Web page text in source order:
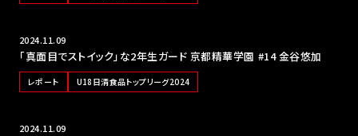
2024.11.09
「真面目でストイック」な2年生ガード 京都精華学園 #14 金谷悠加
レポート U18日清食品トップリーグ2024
2024.11.09